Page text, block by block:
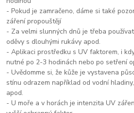
- Pokud je zamračeno, dáme si také
záření propouštějí
- Za velmi slunných dnů je třeba
oděvy s dlouhými rukávy apod.
- Aplikaci prostředku s UV faktorem, i
nutné po 2-3 hodinách nebo po setření
- Uvědomme si, že kůže je vystavena
stínu odrazem například od vodní
apod.
- U moře a v horách je intenzita UV